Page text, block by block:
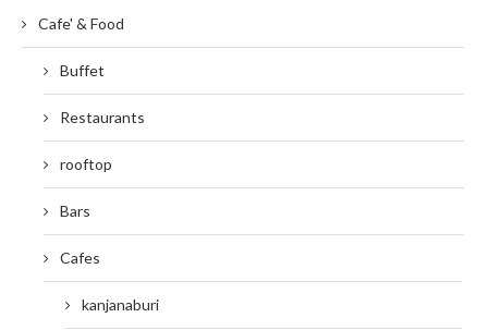
Cafe' & Food
Buffet
Restaurants
rooftop
Bars
Cafes
kanjanaburi